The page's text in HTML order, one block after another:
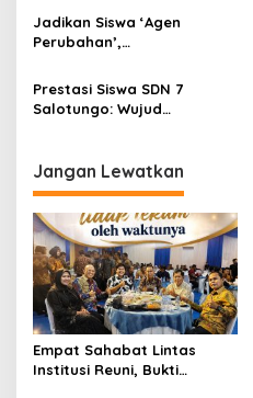
Wilayah XIX Kemenbud
Jadikan Siswa ‘Agen
Perubahan’,
Babinsa Beri Penyuluhan
Keamanan di SDN 237
Aletellue
Prestasi Siswa SDN 7
Salotungo: Wujud
Jangan Lewatkan
Empat Sahabat Lintas
Institusi Reuni, Bukti